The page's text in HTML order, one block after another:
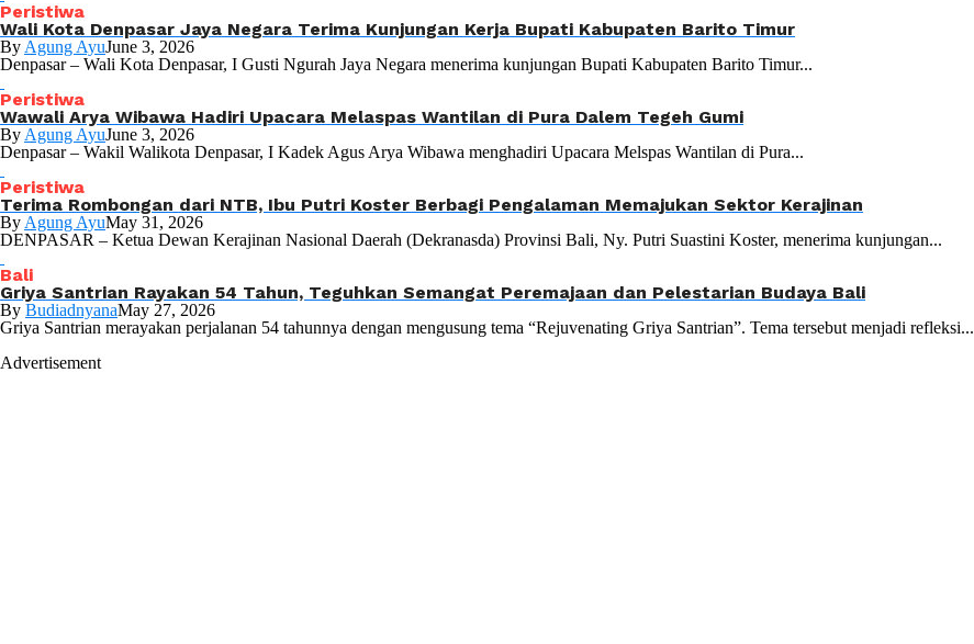
Peristiwa
Wali Kota Denpasar Jaya Negara Terima Kunjungan Kerja Bupati Kabupaten Barito Timur
By Agung AyuJune 3, 2026
Denpasar – Wali Kota Denpasar, I Gusti Ngurah Jaya Negara menerima kunjungan Bupati Kabupaten Barito Timur...
Peristiwa
Wawali Arya Wibawa Hadiri Upacara Melaspas Wantilan di Pura Dalem Tegeh Gumi
By Agung AyuJune 3, 2026
Denpasar – Wakil Walikota Denpasar, I Kadek Agus Arya Wibawa menghadiri Upacara Melspas Wantilan di Pura...
Peristiwa
Terima Rombongan dari NTB, Ibu Putri Koster Berbagi Pengalaman Memajukan Sektor Kerajinan
By Agung AyuMay 31, 2026
DENPASAR – Ketua Dewan Kerajinan Nasional Daerah (Dekranasda) Provinsi Bali, Ny. Putri Suastini Koster, menerima kunjungan...
Bali
Griya Santrian Rayakan 54 Tahun, Teguhkan Semangat Peremajaan dan Pelestarian Budaya Bali
By BudiadnyanaMay 27, 2026
Griya Santrian merayakan perjalanan 54 tahunnya dengan mengusung tema “Rejuvenating Griya Santrian”. Tema tersebut menjadi refleksi...
Advertisement